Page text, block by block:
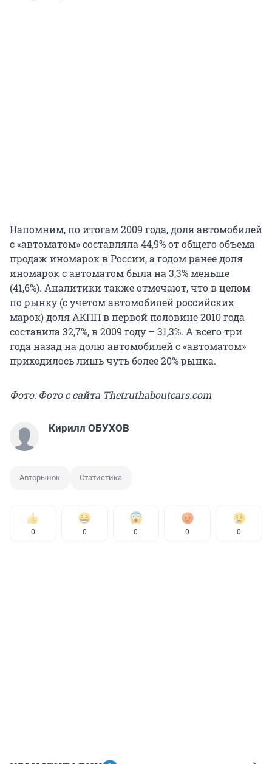
Напомним, по итогам 2009 года, доля автомобилей
с «автоматом» составляла 44,9% от общего объема
продаж иномарок в России, а годом ранее доля
иномарок с автоматом была на 3,3% меньше
(41,6%). Аналитики также отмечают, что в целом
по рынку (с учетом автомобилей российских
марок) доля АКПП в первой половине 2010 года
составила 32,7%, в 2009 году – 31,3%. А всего три
года назад на долю автомобилей с «автоматом»
приходилось лишь чуть более 20% рынка.
Фото: Фото с сайта Thetruthaboutcars.com
Кирилл ОБУХОВ
Авторынок Статистика
0 0 0 0 0